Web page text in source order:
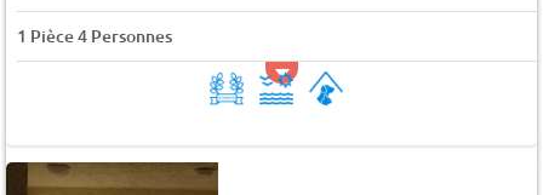
1 Pièce 4 Personnes